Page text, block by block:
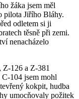
žáka jsem měl
pilota Jiřího Bláhy.
odletem si ji
těsně při zemi.
nenacházelo
126 a Z-381
104 jsem mohl
kokpit, hudba
umocňovaly požitek